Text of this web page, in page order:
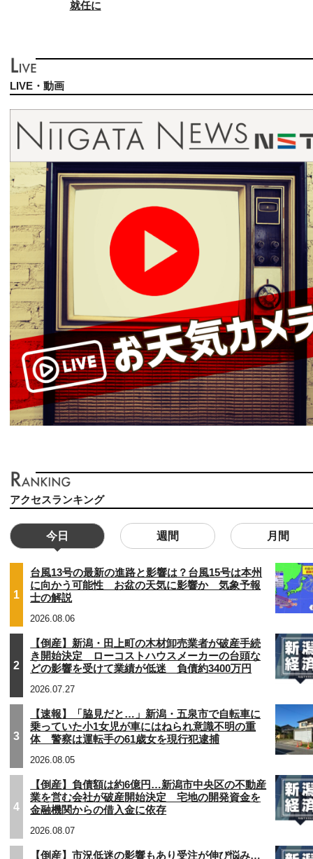
就任に
LIVE・動画
アクセスランキング
今日 週間 月間
1
台風13号の最新の進路と影響は？台風15号は本州
に向かう可能性 お盆の天気に影響か 気象予報
士の解説
2026.08.06
2
【倒産】新潟・田上町の木材卸売業者が破産手続
き開始決定 ローコストハウスメーカーの台頭な
どの影響を受けて業績が低迷 負債約3400万円
2026.07.27
3
【速報】「脇見だと…」新潟・五泉市で自転車に
乗っていた小1女児が車にはねられ意識不明の重
体 警察は運転手の61歳女を現行犯逮捕
2026.08.05
4
【倒産】負債額は約6億円…新潟市中央区の不動産
業を営む会社が破産開始決定 宅地の開発資金を
金融機関からの借入金に依存
2026.08.07
【倒産】市況低迷の影響もあり受注が伸び悩み…